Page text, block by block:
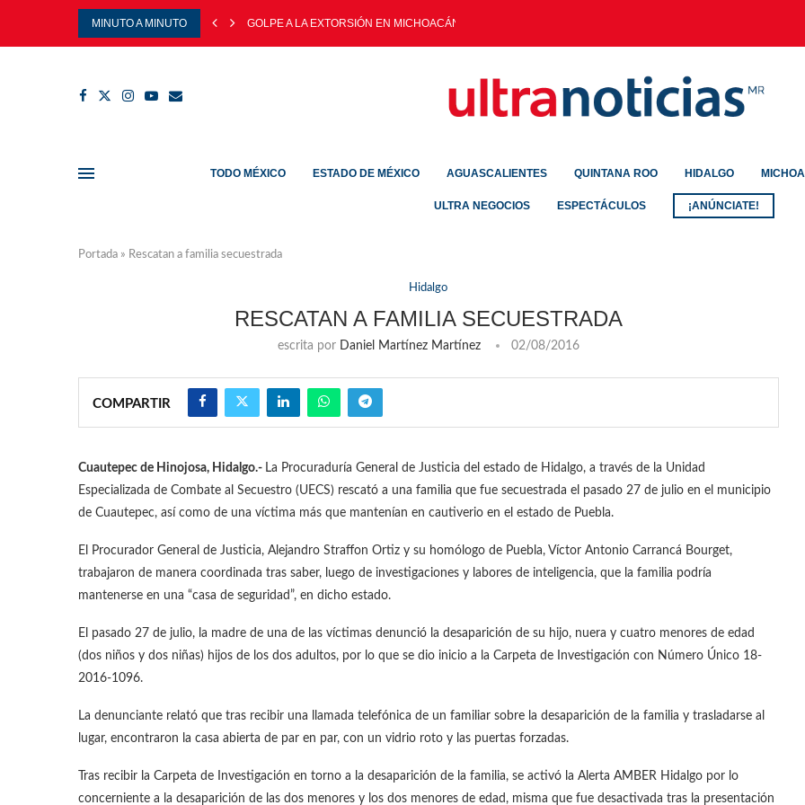
MINUTO A MINUTO GOLPE A LA EXTORSIÓN EN MICHOACÁN: EVITAN PAGO...
TODO MÉXICO ESTADO DE MÉXICO AGUASCALIENTES QUINTANA ROO HIDALGO
ULTRA NEGOCIOS ESPECTÁCULOS ¡ANÚNCIATE!
Portada » Rescatan a familia secuestrada
Hidalgo
RESCATAN A FAMILIA SECUESTRADA
escrita por Daniel Martínez Martínez 02/08/2016
COMPARTIR
Cuautepec de Hinojosa, Hidalgo.- La Procuraduría General de Justicia del estado de Hidalgo, a través de la Unidad
Especializada de Combate al Secuestro (UECS) rescató a una familia que fue secuestrada el pasado 27 de julio en el municipio
de Cuautepec, así como de una víctima más que mantenían en cautiverio en el estado de Puebla.
El Procurador General de Justicia, Alejandro Straffon Ortiz y su homólogo de Puebla, Víctor Antonio Carrancá Bourget,
trabajaron de manera coordinada tras saber, luego de investigaciones y labores de inteligencia, que la familia podría
mantenerse en una “casa de seguridad”, en dicho estado.
El pasado 27 de julio, la madre de una de las víctimas denunció la desaparición de su hijo, nuera y cuatro menores de edad
(dos niños y dos niñas) hijos de los dos adultos, por lo que se dio inicio a la Carpeta de Investigación con Número Único 18-
2016-1096.
La denunciante relató que tras recibir una llamada telefónica de un familiar sobre la desaparición de la familia y trasladarse al
lugar, encontraron la casa abierta de par en par, con un vidrio roto y las puertas forzadas.
Tras recibir la Carpeta de Investigación en torno a la desaparición de la familia, se activó la Alerta AMBER Hidalgo por lo
concerniente a la desaparición de las dos menores y los dos menores de edad, misma que fue desactivada tras la presentación